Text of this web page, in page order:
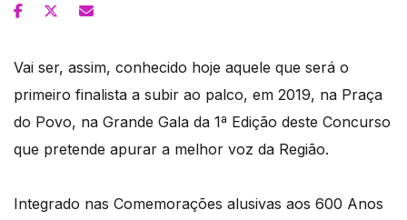
Vai ser, assim, conhecido hoje aquele que será o
primeiro finalista a subir ao palco, em 2019, na Praça
do Povo, na Grande Gala da 1ª Edição deste Concurso
que pretende apurar a melhor voz da Região.
Integrado nas Comemorações alusivas aos 600 Anos